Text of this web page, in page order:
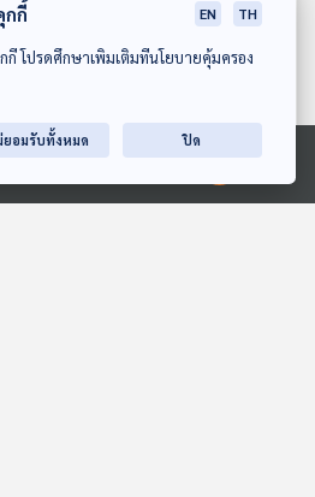
ธารณะแห่งประเทศไทย
EP. 673: เลือกสายการบิน
ให้เลือกความปลอดภัยด้วย
กกี้ EN TH
กี้ โปรดศึกษาเพิ่มเติมที่นโยบายคุ้มครอง
ยอมรับทั้งหมด ปิด